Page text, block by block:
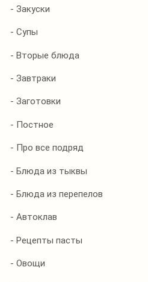
- Закуски
- Супы
- Вторые блюда
- Завтраки
- Заготовки
- Постное
- Про все подряд
- Блюда из тыквы
- Блюда из перепелов
- Автоклав
- Рецепты пасты
- Овощи